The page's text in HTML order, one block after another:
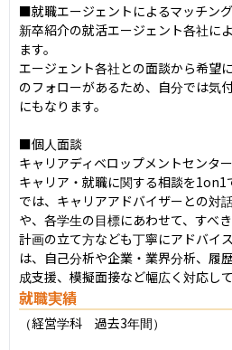
■就職エージェントによるマッチン
新卒紹介の就活エージェント各社に
ます。
エージェント各社との面談から希望
のフォローがあるため、自分では気
にもなります。
■個人面談
キャリアディベロップメントセンタ
キャリア・就職に関する相談を1on1
では、キャリアアドバイザーとの対
や、各学生の目標にあわせて、すべ
計画の立て方なども丁寧にアドバイ
は、自己分析や企業・業界分析、履
成支援、模擬面接など幅広く対応して
就職実績
（経営学科　過去3年間）